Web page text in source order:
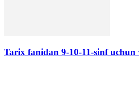
Tarix fanidan 9-10-11-sinf